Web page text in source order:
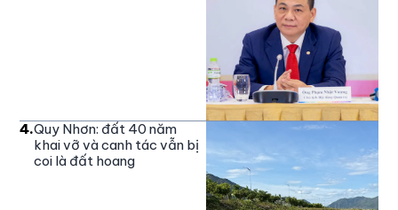
4.Quy Nhơn: đất 40 năm
khai vỡ và canh tác vẫn bị
coi là đất hoang